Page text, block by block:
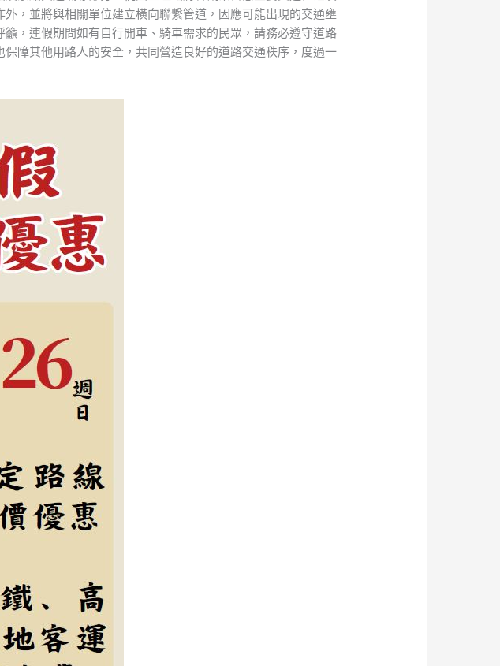
，並將與相關單位建立橫向聯繫管道，因應可能出現的交通壅
，連假期間如有自行開車、騎車需求的民眾，請務必遵守道路
障其他用路人的安全，共同營造良好的道路交通秩序，度過一